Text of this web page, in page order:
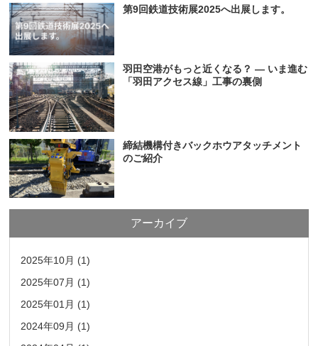
第9回鉄道技術展2025へ出展します。
羽田空港がもっと近くなる？ ― いま進む
「羽田アクセス線」工事の裏側
締結機構付きバックホウアタッチメント
のご紹介
アーカイブ
2025年10月 (1)
2025年07月 (1)
2025年01月 (1)
2024年09月 (1)